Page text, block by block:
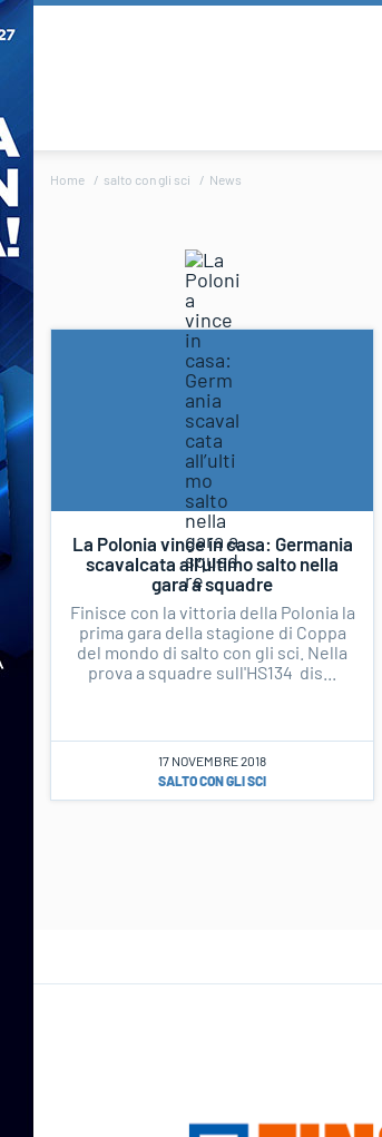
Home salto con gli sci News
La Polonia vince in casa: Germania
scavalcata all’ultimo salto nella
gara a squadre
Finisce con la vittoria della Polonia la
prima gara della stagione di Coppa
del mondo di salto con gli sci. Nella
prova a squadre sull'HS134 dis...
17 NOVEMBRE 2018
SALTO CON GLI SCI